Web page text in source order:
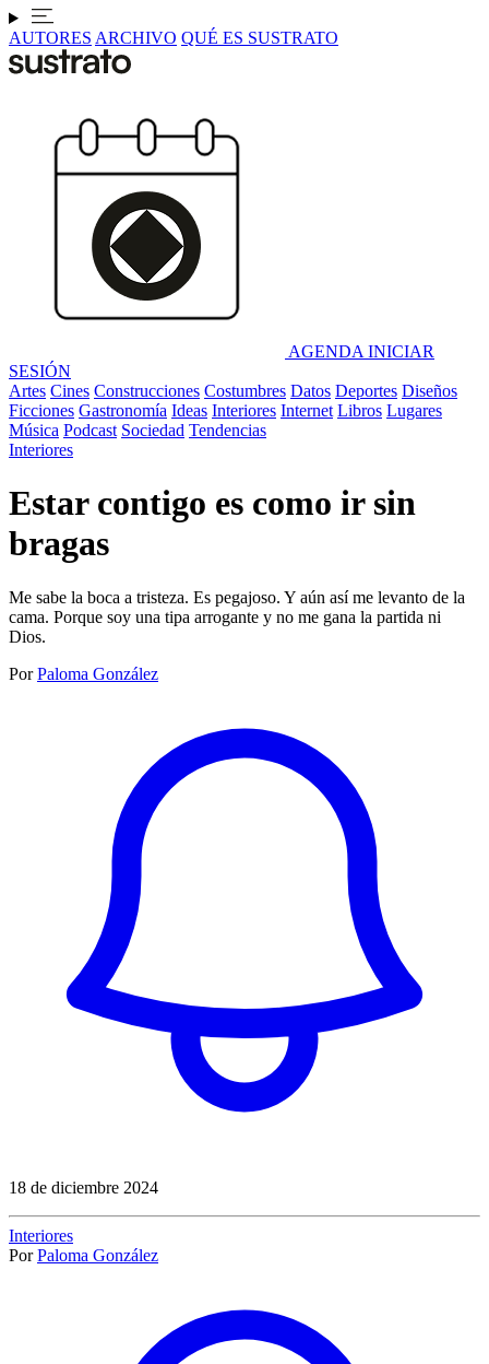
AUTORES ARCHIVO QUÉ ES SUSTRATO
AGENDA INICIAR
SESIÓN
Artes Cines Construcciones Costumbres Datos Deportes Diseños
Ficciones Gastronomía Ideas Interiores Internet Libros Lugares
Música Podcast Sociedad Tendencias
Interiores
Estar contigo es como ir sin
bragas
Me sabe la boca a tristeza. Es pegajoso. Y aún así me levanto de la
cama. Porque soy una tipa arrogante y no me gana la partida ni
Dios.
Por Paloma González
18 de diciembre 2024
Interiores
Por Paloma González